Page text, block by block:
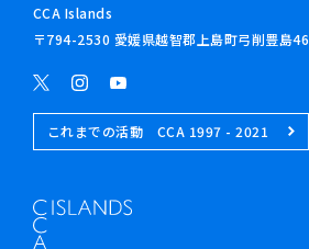
CCA Islands
〒794-2530 愛媛県越智郡上島町弓削豊島46
これまでの活動 CCA 1997 - 2021